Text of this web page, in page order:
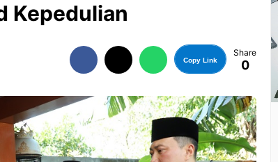
Kepedulian
Copy Link
Share
0